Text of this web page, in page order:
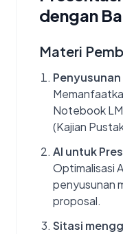
dengan
Materi
Notebook
(Kajian
AI untuk
Optimalisasi
penyusunan
proposal.
Sitasi